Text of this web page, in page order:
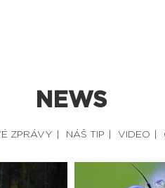
NEWS
ZPRÁVY NÁŠ TIP VIDEO